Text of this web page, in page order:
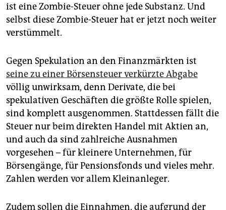
ist eine Zombie-Steuer ohne jede Substanz. Und
selbst diese Zombie-Steuer hat er jetzt noch weiter
verstümmelt.
Gegen Spekulation an den Finanzmärkten ist
seine zu einer Börsensteuer verkürzte Abgabe
völlig unwirksam, denn Derivate, die bei
spekulativen Geschäften die größte Rolle spielen,
sind komplett ausgenommen. Stattdessen fällt die
Steuer nur beim direkten Handel mit Aktien an,
und auch da sind zahlreiche Ausnahmen
vorgesehen – für kleinere Unternehmen, für
Börsengänge, für Pensionsfonds und vieles mehr.
Zahlen werden vor allem Kleinanleger.
Zudem sollen die Einnahmen, die aufgrund der